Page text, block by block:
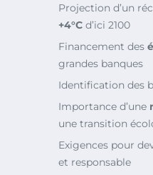
Projection d’un
+4°C d’ici 2100
Financement des
grandes banques
Identification des
Importance d’une
une transition
Exigences pour
et responsable